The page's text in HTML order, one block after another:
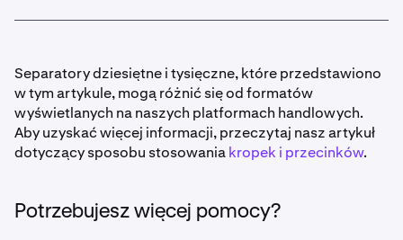
Separatory dziesiętne i tysięczne, które przedstawiono
w tym artykule, mogą różnić się od formatów
wyświetlanych na naszych platformach handlowych.
Aby uzyskać więcej informacji, przeczytaj nasz artykuł
dotyczący sposobu stosowaniakropek i przecinków.
Potrzebujesz więcej pomocy?